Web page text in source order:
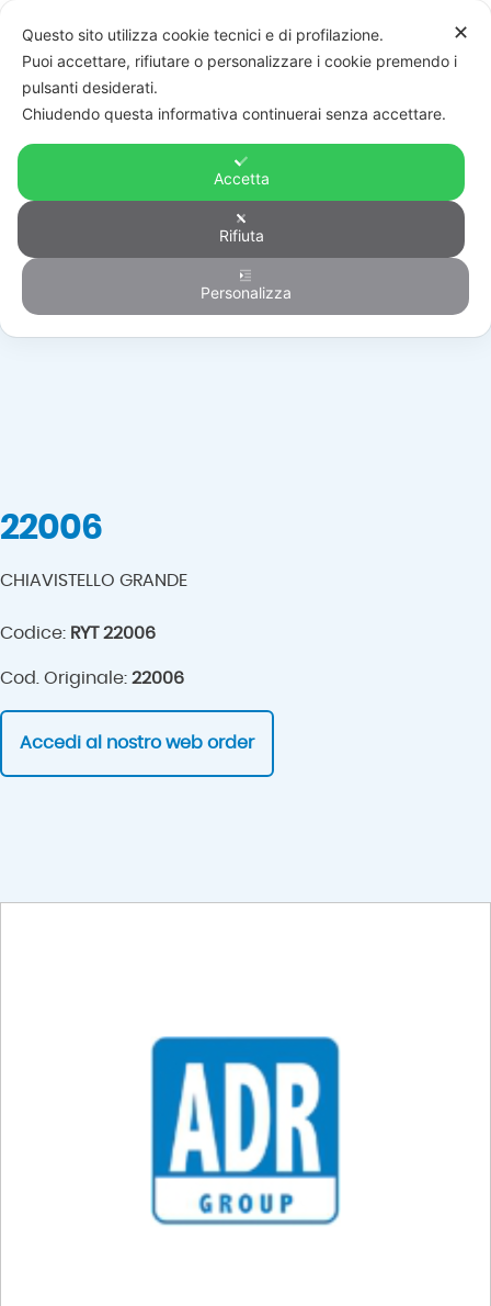
Generico
22006
CHIAVISTELLO GRANDE
Codice: RYT 22006
Cod. Originale: 22006
Accedi al nostro web order
✕
Questo sito utilizza cookie tecnici e di profilazione.
Puoi accettare, rifiutare o personalizzare i cookie premendo i
pulsanti desiderati.
Chiudendo questa informativa continuerai senza accettare.
Accetta
Rifiuta
Personalizza